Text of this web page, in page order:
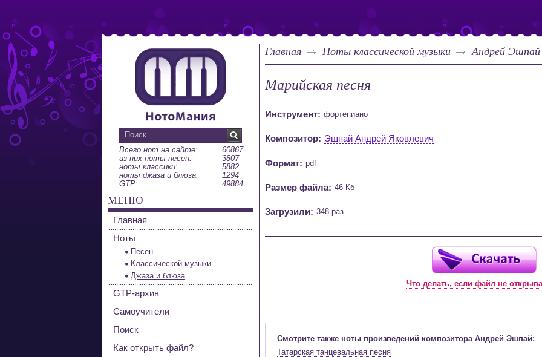
Главная Ноты классической музыки Андрей Эшпай
Марийская песня
Инструмент: фортепиано
Композитор: Эшпай Андрей Яковлевич
Формат: pdf
Размер файла: 46 Кб
Загрузили: 348 раз
Что делать, если файл не
Смотрите также ноты произведений композитора Андрей Эшпай:
Татарская танцевальная песня
Всего нот на сайте:
60867
из них ноты песен:
3807
ноты классики:
5882
ноты джаза и блюза:
1294
GTP:
49884
МЕНЮ
Главная
Ноты
Песен
Классической музыки
Джаза и блюза
GTP-архив
Самоучители
Поиск
Как открыть файл?